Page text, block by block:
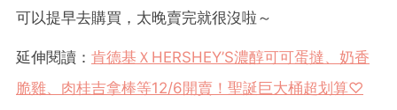
可以提早去購買，太晚賣完就很沒啦～
延伸閱讀： 肯德基ＸHERSHEY’S濃醇可可蛋撻、奶香
脆雞、肉桂吉拿棒等12/6開賣！聖誕巨大桶超划算♡